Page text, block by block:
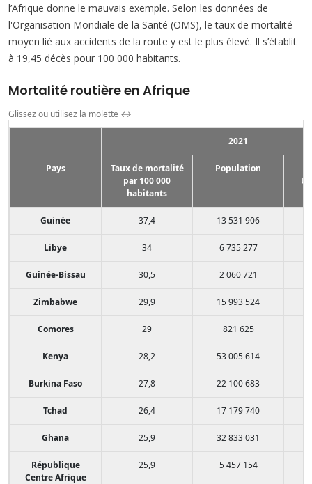
l’Afrique donne le mauvais exemple. Selon les données de
l'Organisation Mondiale de la Santé (OMS), le taux de mortalité
moyen lié aux accidents de la route y est le plus élevé. Il s’établit
à 19,45 décès pour 100 000 habitants.
Mortalité routière en Afrique
Glissez ou utilisez la molette ↔
2021
Pays
Taux de mortalité
par 100 000
habitants
Population
Guinée 37,4 13 531 906
Libye 34 6 735 277
Guinée-Bissau 30,5 2 060 721
Zimbabwe 29,9 15 993 524
Comores 29 821 625
Kenya 28,2 53 005 614
Burkina Faso 27,8 22 100 683
Tchad 26,4 17 179 740
Ghana 25,9 32 833 031
République
Centre Afrique
25,9 5 457 154